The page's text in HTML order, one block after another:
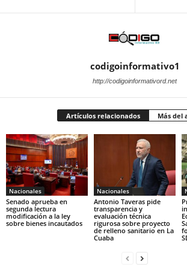
codigoinformativo1
http://codigoinformativord.net
Artículos relacionados Más del
Nacionales
Senado aprueba en
segunda lectura
modificación a la ley
sobre bienes incautados
Nacionales
Antonio Taveras pide
transparencia y
evaluación técnica
rigurosa sobre proyecto
de relleno sanitario en La
Cuaba